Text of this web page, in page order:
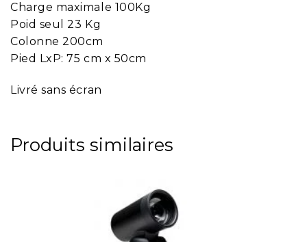
Charge maximale 100Kg
Poid seul 23 Kg
Colonne 200cm
Pied LxP: 75 cm x 50cm
Livré sans écran
Produits similaires